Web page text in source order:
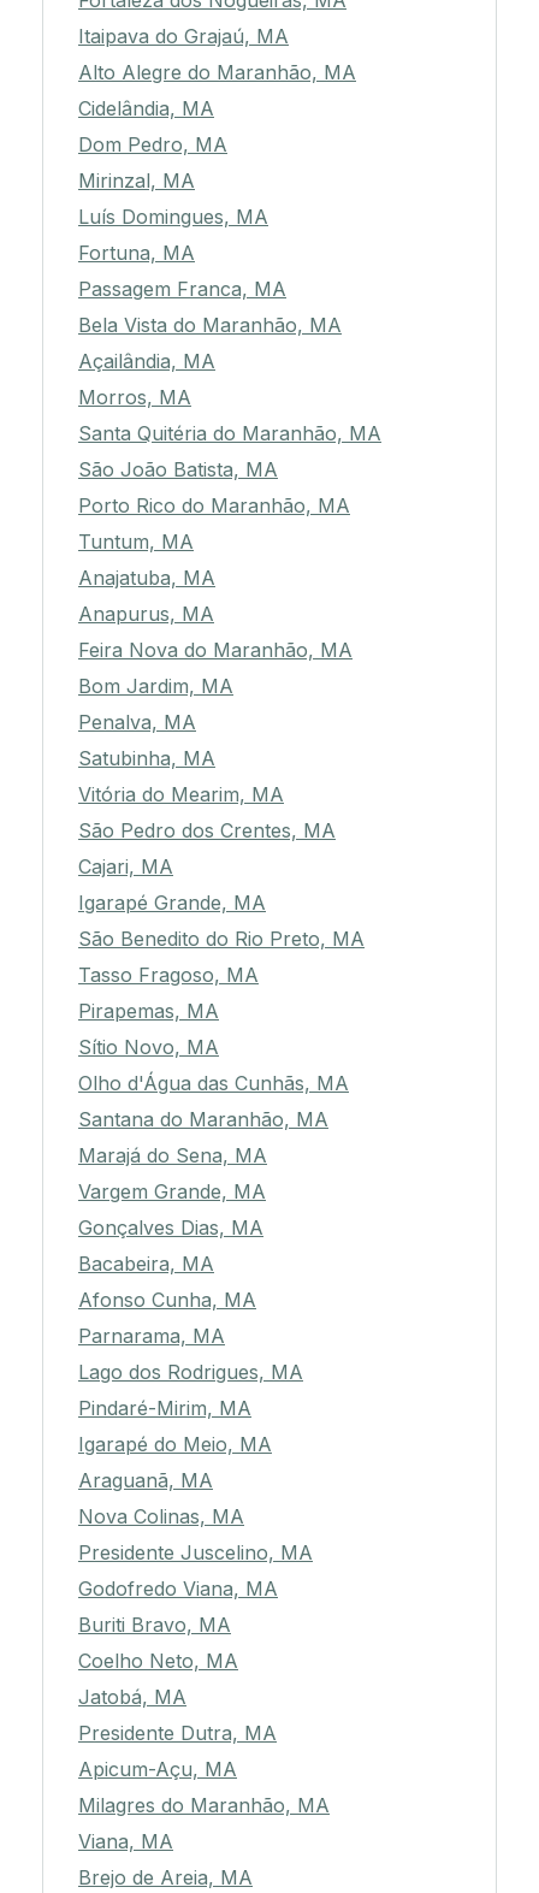
Itaipava do Grajaú, MA
Alto Alegre do Maranhão, MA
Cidelândia, MA
Dom Pedro, MA
Mirinzal, MA
Luís Domingues, MA
Fortuna, MA
Passagem Franca, MA
Bela Vista do Maranhão, MA
Açailândia, MA
Morros, MA
Santa Quitéria do Maranhão, MA
São João Batista, MA
Porto Rico do Maranhão, MA
Tuntum, MA
Anajatuba, MA
Anapurus, MA
Feira Nova do Maranhão, MA
Bom Jardim, MA
Penalva, MA
Satubinha, MA
Vitória do Mearim, MA
São Pedro dos Crentes, MA
Cajari, MA
Igarapé Grande, MA
São Benedito do Rio Preto, MA
Tasso Fragoso, MA
Pirapemas, MA
Sítio Novo, MA
Olho d'Água das Cunhãs, MA
Santana do Maranhão, MA
Marajá do Sena, MA
Vargem Grande, MA
Gonçalves Dias, MA
Bacabeira, MA
Afonso Cunha, MA
Parnarama, MA
Lago dos Rodrigues, MA
Pindaré-Mirim, MA
Igarapé do Meio, MA
Araguanã, MA
Nova Colinas, MA
Presidente Juscelino, MA
Godofredo Viana, MA
Buriti Bravo, MA
Coelho Neto, MA
Jatobá, MA
Presidente Dutra, MA
Apicum-Açu, MA
Milagres do Maranhão, MA
Viana, MA
Brejo de Areia, MA